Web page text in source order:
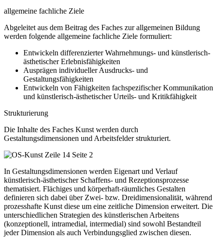
allgemeine fachliche Ziele
Abgeleitet aus dem Beitrag des Faches zur allgemeinen Bildung
werden folgende allgemeine fachliche Ziele formuliert:
Entwickeln differenzierter Wahrnehmungs- und künstlerisch-
ästhetischer Erlebnisfähigkeiten
Ausprägen individueller Ausdrucks- und
Gestaltungsfähigkeiten
Entwickeln von Fähigkeiten fachspezifischer Kommunikation
und künstlerisch-ästhetischer Urteils- und Kritikfähigkeit
Strukturierung
Die Inhalte des Faches Kunst werden durch
Gestaltungsdimensionen und Arbeitsfelder strukturiert.
In Gestaltungsdimensionen werden Eigenart und Verlauf
künstlerisch-ästhetischer Schaffens- und Rezeptionsprozesse
thematisiert. Flächiges und körperhaft-räumliches Gestalten
definieren sich dabei über Zwei- bzw. Dreidimensionalität, während
prozesshafte Kunst diese um eine zeitliche Dimension erweitert. Die
unterschiedlichen Strategien des künstlerischen Arbeitens
(konzeptionell, intramedial, intermedial) sind sowohl Bestandteil
jeder Dimension als auch Verbindungsglied zwischen diesen.